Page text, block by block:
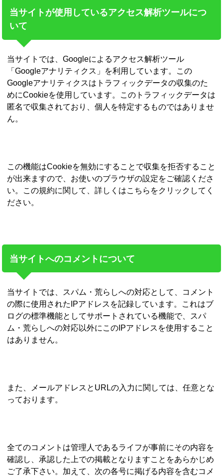
当サイトが使用しているアクセス解析ツールにつ
いて
当サイトでは、Googleによるアクセス解析ツール
「Googleアナリティクス」を利用しています。この
Googleアナリティクスはトラフィックデータの収集のた
めにCookieを使用しています。このトラフィックデータは
匿名で収集されており、個人を特定するものではありませ
ん。
この機能はCookieを無効にすることで収集を拒否すること
が出来ますので、お使いのブラウザの設定をご確認くださ
い。この規約に関して、詳しくはこちらをクリックしてく
ださい。
当サイトへのコメントについて
当サイトでは、スパム・荒らしへの対応として、コメント
の際に使用されたIPアドレスを記録しています。これはブ
ログの標準機能としてサポートされている機能で、スパ
ム・荒らしへの対応以外にこのIPアドレスを使用すること
はありません。
また、メールアドレスとURLの入力に関しては、任意とな
っております。
全てのコメントは管理人であるライフが事前にその内容を
確認し、承認した上での掲載となりますことをあらかじめ
ご了承下さい。加えて、次の各号に掲げる内容を含むコメ